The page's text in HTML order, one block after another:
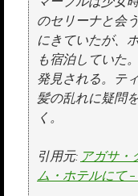
のセリーナと会
にきていたが、
も宿泊していた
発見される。テ
髪の乱れに疑問
く。
引用元: アガサ
ム・ホテルにて –